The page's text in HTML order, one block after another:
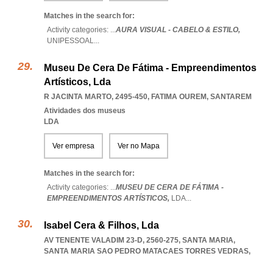
Matches in the search for:
Activity categories: ...AURA VISUAL - CABELO & ESTILO,
UNIPESSOAL...
Museu De Cera De Fátima - Empreendimentos
Artísticos, Lda
R JACINTA MARTO, 2495-450, FATIMA OUREM, SANTAREM
Atividades dos museus
LDA
Ver empresa Ver no Mapa
Matches in the search for:
Activity categories: ...MUSEU DE CERA DE FÁTIMA -
EMPREENDIMENTOS ARTÍSTICOS, LDA...
Isabel Cera & Filhos, Lda
AV TENENTE VALADIM 23-D, 2560-275, SANTA MARIA,
SANTA MARIA SAO PEDRO MATACAES TORRES VEDRAS,